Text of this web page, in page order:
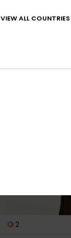
2
VIEW ALL COUNTRIES